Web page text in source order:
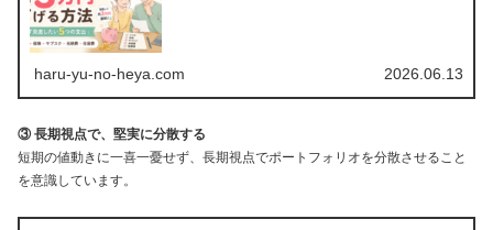
haru-yu-no-heya.com 2026.06.13
③ 長期視点で、堅実に分散する
短期の値動きに一喜一憂せず、長期視点でポートフォリオを分散させること
を意識しています。